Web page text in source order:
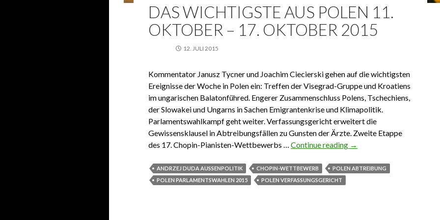
DAS WICHTIGSTE AUS POLEN 11.
OKTOBER – 17. OKTOBER 2015
12. JULI 2015
Kommentator Janusz Tycner und Joachim Ciecierski gehen auf die wichtigsten
Ereignisse der Woche in Polen ein: Treffen der Visegrad-Gruppe und Kroatiens
im ungarischen Balatonführed. Engerer Zusammenschluss Polens, Tschechiens,
der Slowakei und Ungarns in Sachen Emigrantenkrise und Klimapolitik.
Parlamentswahlkampf geht weiter. Verfassungsgericht erweitert die
Gewissensklausel in Abtreibungsfällen zu Gunsten der Ärzte. Zweite Etappe
des 17. Chopin-Pianisten-Wettbewerbs …Continue reading Das Wichtigste aus Polen
→
ANDRZEJ DUDA AUSSENPOLITIK CHOPIN-WETTBEWERB
POLEN ABTREIBUNG
POLEN PARLAMENTSWAHLEN 2015
POLEN VERFASSUNGSGERICHT